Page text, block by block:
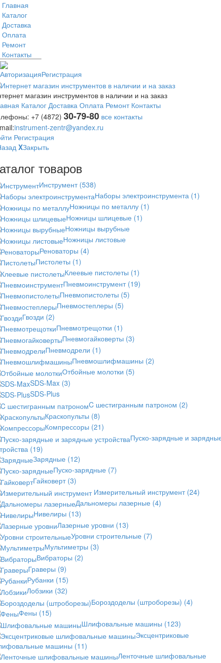
Главная
Каталог
Доставка
Оплата
Ремонт
Контакты
АвторизацияРегистрация
магазин инструментов в наличии и на заказ
Каталог Доставка Оплата Ремонт Контакты
+7 (4872) 30-79-80 все контакты
instrument-zentr@yandex.ru
Регистрация
XЗакрыть
товаров
Инструмент (538)
Наборы электроинструмента (1)
Ножницы по металлу (1)
Ножницы шлицевые (1)
Ножницы вырубные
Ножницы листовые
Реноваторы (4)
Пистолеты (1)
Клеевые пистолеты (1)
Пневмоинструмент (19)
Пневмопистолеты (5)
Пневмостеплеры (5)
Гвозди (2)
Пневмотрещотки (1)
Пневмогайковерты (3)
Пневмодрели (1)
Пневмошлифмашины (2)
Отбойные молотки (5)
SDS-Max (3)
SDS-Plus
C шестигранным патроном (2)
Краскопульты (8)
Компрессоры (21)
Пуско-зарядные и
(19)
Зарядные (12)
Пуско-зарядные (7)
Гайковерт (3)
Измерительный инструмент (24)
Дальномеры лазерные (4)
Нивелиры (13)
Лазерные уровни (13)
Уровни строительные (7)
Мультиметры (3)
Вибраторы (2)
Граверы (9)
Рубанки (15)
Лобзики (32)
Бороздоделы (штроборезы) (4)
Фены (15)
Шлифовальные машины (123)
Эксцентриковые
машины (11)
Ленточные шлифовальные